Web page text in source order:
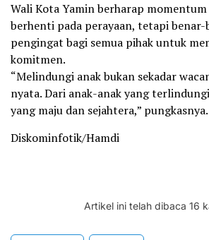
Wali Kota Yamin berharap
berhenti pada perayaan, tetapi benar-
pengingat bagi semua pihak untuk
komitmen.
“Melindungi anak bukan sekadar
nyata. Dari anak-anak yang
yang maju dan sejahtera,” pungkasnya.
Diskominfotik/Hamdi
Artikel ini telah dibaca 16